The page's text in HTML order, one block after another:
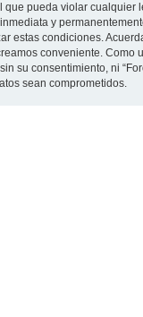
pueda violar cualquier
y
estas condiciones.
conveniente.
su consentimiento, ni
sean comprometidos.